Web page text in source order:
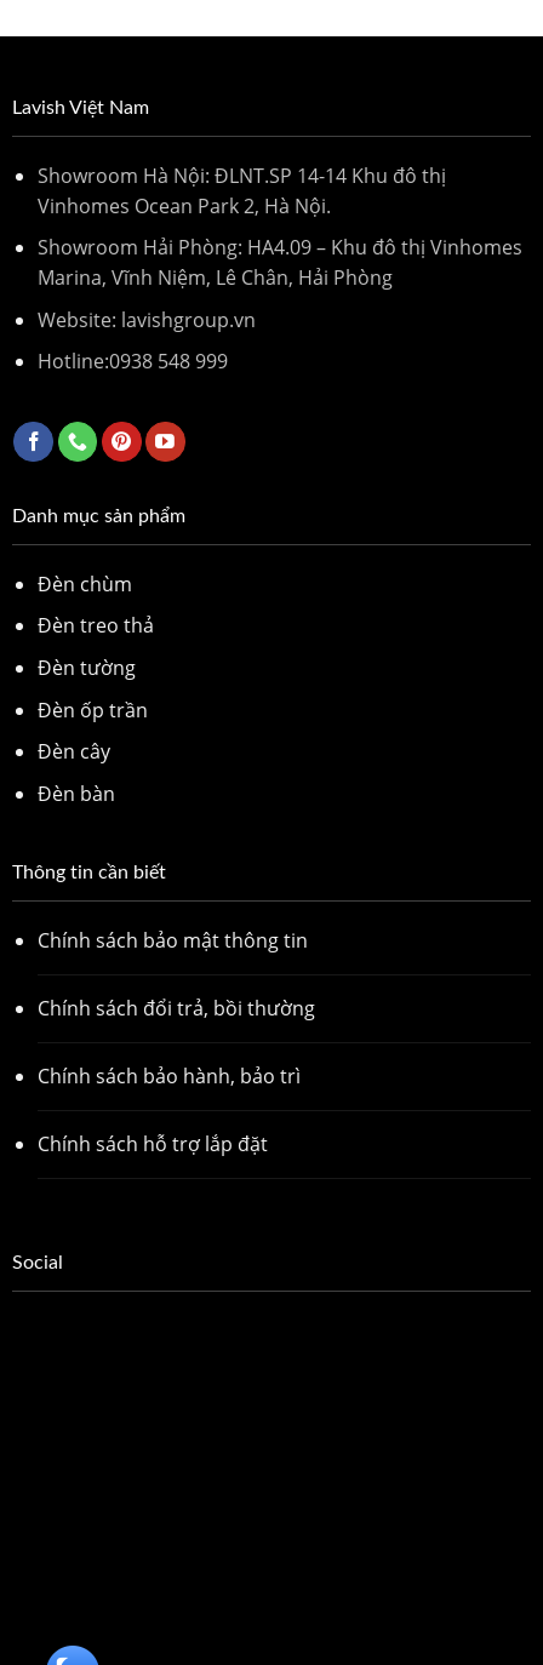
Lavish Việt Nam
Showroom Hà Nội: ĐLNT.SP 14-14 Khu đô thị
Vinhomes Ocean Park 2, Hà Nội.
Showroom Hải Phòng: HA4.09 – Khu đô thị Vinhomes
Marina, Vĩnh Niệm, Lê Chân, Hải Phòng
Website: lavishgroup.vn
Hotline:0938 548 999
Danh mục sản phẩm
Đèn chùm
Đèn treo thả
Đèn tường
Đèn ốp trần
Đèn cây
Đèn bàn
Thông tin cần biết
Chính sách bảo mật thông tin
Chính sách đổi trả, bồi thường
Chính sách bảo hành, bảo trì
Chính sách hỗ trợ lắp đặt
Social